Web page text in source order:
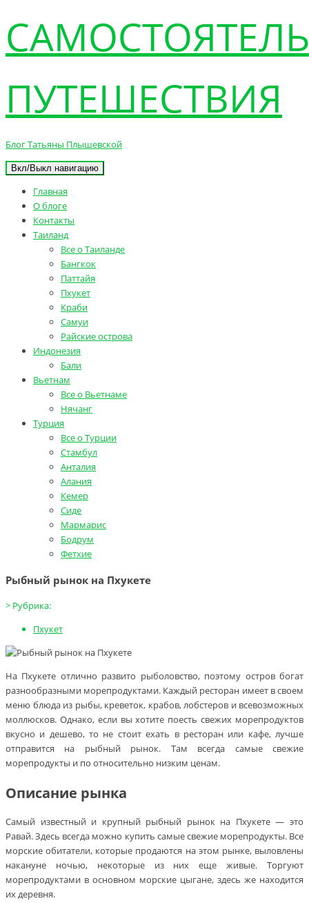
ПУТЕШЕСТВИЯ
Блог Татьяны Плышевской
Вкл/Выкл навигацию
Главная
О блоге
Контакты
Таиланд
Все о Таиланде
Бангкок
Паттайя
Пхукет
Краби
Самуи
Райские острова
Индонезия
Бали
Вьетнам
Все о Вьетнаме
Нячанг
Турция
Все о Турции
Стамбул
Анталия
Алания
Кемер
Сиде
Мармарис
Бодрум
Фетхие
Рыбный рынок на Пхукете
> Рубрика:
Пхукет
На Пхукете отлично развито рыболовство, поэтому остров богат
разнообразными морепродуктами. Каждый ресторан имеет в своем
меню блюда из рыбы, креветок, крабов, лобстеров и всевозможных
моллюсков. Однако, если вы хотите поесть свежих морепродуктов
вкусно и дешево, то не стоит ехать в ресторан или кафе, лучше
отправится на рыбный рынок. Там всегда самые свежие
морепродукты и по относительно низким ценам.
Описание рынка
Самый известный и крупный рыбный рынок на Пхукете — это
Равай. Здесь всегда можно купить самые свежие морепродукты. Все
морские обитатели, которые продаются на этом рынке, выловлены
накануне ночью, некоторые из них еще живые. Торгуют
морепродуктами в основном морские цыгане, здесь же находится
их деревня.